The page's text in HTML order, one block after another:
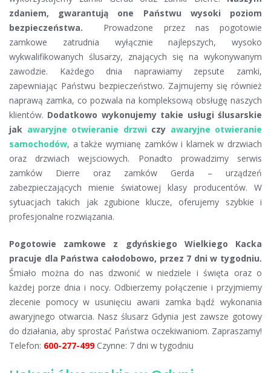
zdaniem, gwarantują one Państwu wysoki poziom
bezpieczeństwa. Prowadzone przez nas pogotowie
zamkowe zatrudnia wyłącznie najlepszych, wysoko
wykwalifikowanych ślusarzy, znających się na wykonywanym
zawodzie. Każdego dnia naprawiamy zepsute zamki,
zapewniając Państwu bezpieczeństwo. Zajmujemy się również
naprawą zamka, co pozwala na kompleksową obsługę naszych
klientów. Dodatkowo wykonujemy takie usługi ślusarskie
jak awaryjne otwieranie drzwiczy awaryjne otwieranie
samochodów, a także wymianę zamków i klamek w drzwiach
oraz drzwiach wejsciowych. Ponadto prowadzimy serwis
zamków Dierre oraz zamków Gerda – urządzeń
zabezpieczających mienie światowej klasy producentów. W
sytuacjach takich jak zgubione klucze, oferujemy szybkie i
profesjonalne rozwiązania.
Pogotowie zamkowe z gdyńskiego Wielkiego Kacka
pracuje dla Państwa całodobowo, przez 7 dni w tygodniu.
Śmiało można do nas dzwonić w niedziele i święta oraz o
każdej porze dnia i nocy. Odbierzemy połączenie i przyjmiemy
zlecenie pomocy w usunięciu awarii zamka bądź wykonania
awaryjnego otwarcia. Nasz ślusarz Gdynia jest zawsze gotowy
do działania, aby sprostać Państwa oczekiwaniom. Zapraszamy!
Telefon: 600-277-499 Czynne: 7 dni w tygodniu